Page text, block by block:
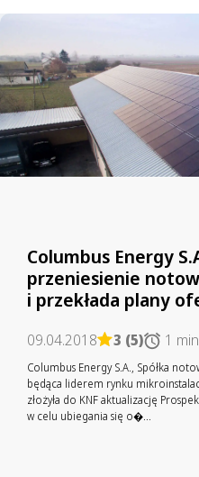
Columbus Energy
przeniesienie
i przekłada plany
09.04.2018 3 (5) 1
Columbus Energy S.A., Spółka
będąca liderem rynku
złożyła do KNF aktualizację
w celu ubiegania się o�...